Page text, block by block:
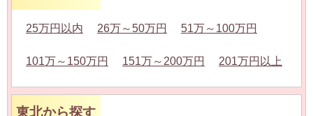
25万円以内 26万～50万円 51万～100万円
101万～150万円 151万～200万円 201万円以上
東北から探す